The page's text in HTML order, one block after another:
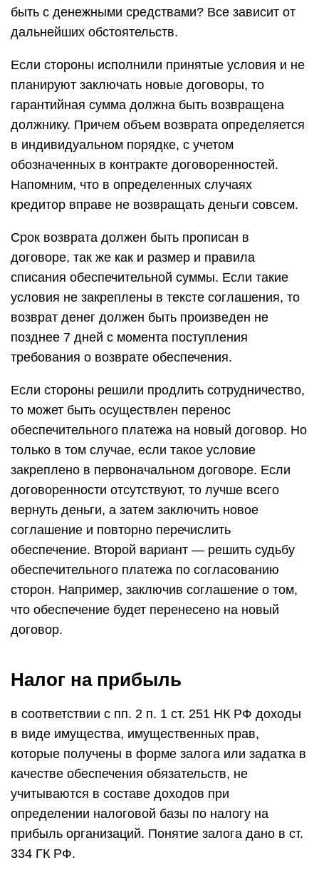
быть с денежными средствами? Все зависит от
дальнейших обстоятельств.
Если стороны исполнили принятые условия и не
планируют заключать новые договоры, то
гарантийная сумма должна быть возвращена
должнику. Причем объем возврата определяется
в индивидуальном порядке, с учетом
обозначенных в контракте договоренностей.
Напомним, что в определенных случаях
кредитор вправе не возвращать деньги совсем.
Срок возврата должен быть прописан в
договоре, так же как и размер и правила
списания обеспечительной суммы. Если такие
условия не закреплены в тексте соглашения, то
возврат денег должен быть произведен не
позднее 7 дней с момента поступления
требования о возврате обеспечения.
Если стороны решили продлить сотрудничество,
то может быть осуществлен перенос
обеспечительного платежа на новый договор. Но
только в том случае, если такое условие
закреплено в первоначальном договоре. Если
договоренности отсутствуют, то лучше всего
вернуть деньги, а затем заключить новое
соглашение и повторно перечислить
обеспечение. Второй вариант — решить судьбу
обеспечительного платежа по согласованию
сторон. Например, заключив соглашение о том,
что обеспечение будет перенесено на новый
договор.
Налог на прибыль
в соответствии с пп. 2 п. 1 ст. 251 НК РФ доходы
в виде имущества, имущественных прав,
которые получены в форме залога или задатка в
качестве обеспечения обязательств, не
учитываются в составе доходов при
определении налоговой базы по налогу на
прибыль организаций. Понятие залога дано в ст.
334 ГК РФ.